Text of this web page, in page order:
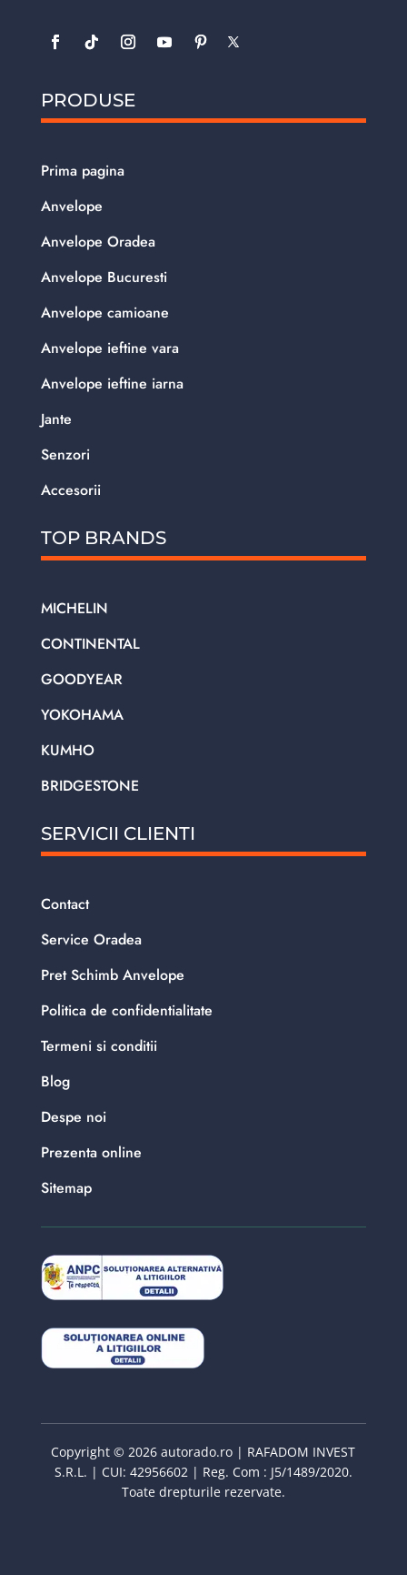
PRODUSE
Prima pagina
Anvelope
Anvelope Oradea
Anvelope Bucuresti
Anvelope camioane
Anvelope ieftine vara
Anvelope ieftine iarna
Jante
Senzori
Accesorii
TOP BRANDS
MICHELIN
CONTINENTAL
GOODYEAR
YOKOHAMA
KUMHO
BRIDGESTONE
SERVICII CLIENTI
Contact
Service Oradea
Pret Schimb Anvelope
Politica de confidentialitate
Termeni si conditii
Blog
Despe noi
Prezenta online
Sitemap
Copyright © 2026 autorado.ro | RAFADOM INVEST
S.R.L. | CUI: 42956602 | Reg. Com : J5/1489/2020.
Toate drepturile rezervate.